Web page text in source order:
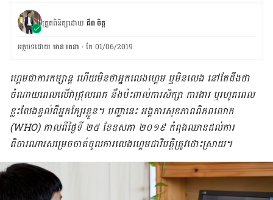
ត្រួតពិនិត្យដោយ ជីព ចិត្ត
អត្ថបទ​ដោយ មាន រតនា ·កែ 01/06/2019
ហ្គេម​ជា​​ការ​កម្សាន្ត ​ហើយ​មិន​ថា​អ្នក​លេង​ហ្គេម ឬ​មិន​លេង នៅ​តែ​ដឹង​ថា​​
ចំណាយ​ពេល​​លើ​វា​​ជ្រុល​ពេក នឹង​ប៉ះ​ពាល់​ការ​សិក្សា ការងារ ឬ​រហូត​ពេល​
ខ្លះ​លែង​ខ្វល់​​ពី​អ្នក​ក្បែរ​ខ្លួន។ ​បញ្ហា​នេះ អង្គការ​សុខភាព​ពិភព​លោក​
(WHO) កាល​ពីថ្ងៃ​ទី​ ២៥ ខែ​ឧសភា​ ២០១៩ កំពុង​ឈាន​ដល់​ការ​​
ពិចារណារ​សម្រេច​ចាត់​ចូល​ការ​លេង​ហ្គេម​​ជា​វិបត្តិ​ត្រូវ​ដោះ​ស្រាយ។